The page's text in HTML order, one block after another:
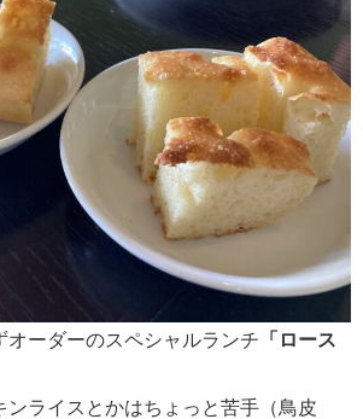
オーダーのスペシャルランチ 「ロース
ンライスとかはちょっと苦手（鳥皮